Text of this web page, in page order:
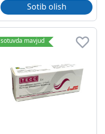
Sotib olish
sotuvda mavjud